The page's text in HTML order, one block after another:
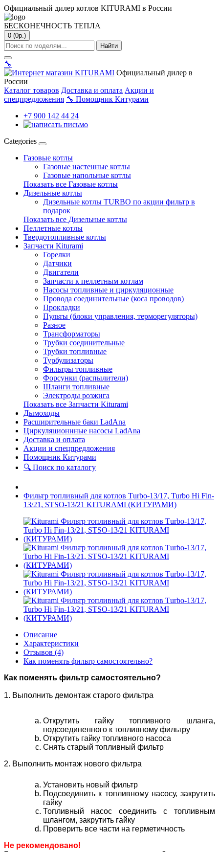
Официальный дилер котлов KITURAMI в России
БЕСКОНЕЧНОСТЬ ТЕПЛА
0 (0р.)
Найти
🔧
Официальный дилер в
России
Каталог товаров Доставка и оплата Акции и
спецпредложения 🔧 Помощник Китурами
+7 900 142 44 24
Categories
Газовые котлы
Газовые настенные котлы
Газовые напольные котлы
Показать все Газовые котлы
Дизельные котлы
Дизельные котлы TURBO по акции фильтр в
подарок
Показать все Дизельные котлы
Пеллетные котлы
Твердотопливные котлы
Запчасти Kiturami
Горелки
Датчики
Двигатели
Запчасти к пеллетным котлам
Насосы топливные и циркуляционные
Провода соединительные (коса проводов)
Прокладки
Пульты (блоки управления, терморегуляторы)
Разное
Трансформаторы
Трубки соединительные
Трубки топливные
Турбулизаторы
Фильтры топливные
Форсунки (распылители)
Шланги топливные
Электроды розжига
Показать все Запчасти Kiturami
Дымоходы
Расширительные баки LadAna
Циркуляционнные насосы LadAna
Доставка и оплата
Акции и спецпредложения
Помощник Китурами
🔍 Поиск по каталогу
Фильтр топливный для котлов Тurbo-13/17, Turbo Hi Fin-
13/21, STSO-13/21 KITURAMI (КИТУРАМИ)
Описание
Характеристики
Отзывов (4)
Как поменять фильтр самостоятельно?
Как поменять фильтр самостоятельно?
1. Выполнить демонтаж старого фильтра
Открутить гайку топливного шланга,
подсоединенного к топливному фильтру
Открутить гайку топливного насоса
Снять старый топливный фильтр
2. Выполнить монтаж нового фильтра
Установить новый фильтр
Подсоединить к топливному насосу, закрутить
гайку
Топливный насос соединить с топливным
шлангом, закрутить гайку
Проверить все части на герметичность
Не рекомендовано!